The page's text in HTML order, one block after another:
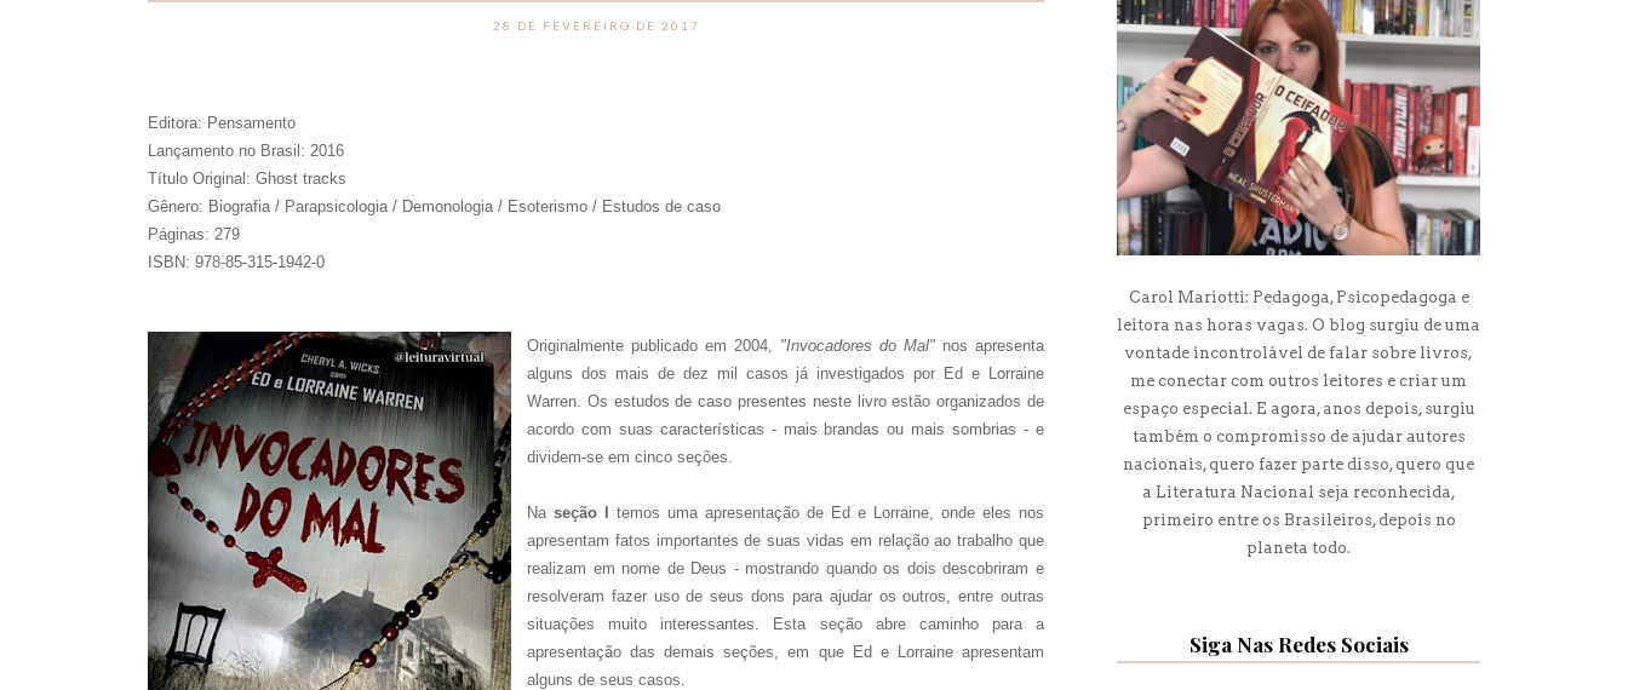
28 DE FEVEREIRO DE 2017
Editora: Pensamento
Lançamento no Brasil: 2016
Título Original: Ghost tracks
Gênero: Biografia / Parapsicologia / Demonologia / Esoterismo / Estudos de caso
Páginas: 279
ISBN: 978-85-315-1942-0
Originalmente publicado em 2004, "Invocadores do Mal" nos apresenta
alguns dos mais de dez mil casos já investigados por Ed e Lorraine
Warren. Os estudos de caso presentes neste livro estão organizados de
acordo com suas características - mais brandas ou mais sombrias - e
dividem-se em cinco seções.
Na seção I temos uma apresentação de Ed e Lorraine, onde eles nos
apresentam fatos importantes de suas vidas em relação ao trabalho que
realizam em nome de Deus - mostrando quando os dois descobriram e
resolveram fazer uso de seus dons para ajudar os outros, entre outras
situações muito interessantes. Esta seção abre caminho para a
apresentação das demais seções, em que Ed e Lorraine apresentam
alguns de seus casos.
Carol Mariotti: Pedagoga, Psicopedagoga e
leitora nas horas vagas. O blog surgiu de uma
vontade incontrolável de falar sobre livros,
me conectar com outros leitores e criar um
espaço especial. E agora, anos depois, surgiu
também o compromisso de ajudar autores
nacionais, quero fazer parte disso, quero que
a Literatura Nacional seja reconhecida,
primeiro entre os Brasileiros, depois no
planeta todo.
Siga Nas Redes Sociais